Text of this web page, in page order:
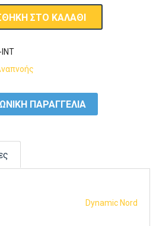
ΣΤΟ ΚΑΛΆΘΙ
ΠΑΡΑΓΓΕΛΙΑ
Dynamic Nord